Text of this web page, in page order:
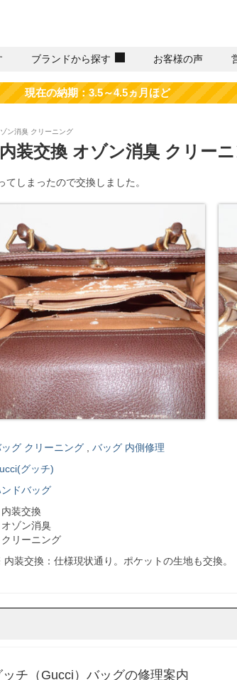
ブランドから探す お客様の声
ン消臭 クリーニング
装交換 オゾン消臭 クリー
しまったので交換しました。
グ クリーニング
バッグ 内側修理
グッチ)
ドバッグ
内装交換
オゾン消臭
クリーニング
装交換：仕様現状通り。ポケットの生地も交換。
ッチ（Gucci）バッグの修理案内